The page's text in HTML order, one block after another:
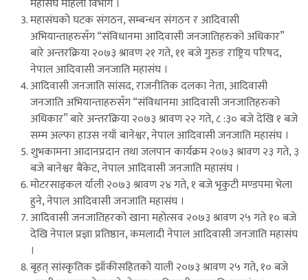
महासंघ महिला विभाग ।
महासंघको घटक संगठन, सम्बन्धन संगठन र आदिवासी
अभियान्ताहरुसँग “संविधानमा आदिवासी जनजातिहरुको अधिकार”
बारे अन्तरक्रिया २०७३ श्रावण २१ गते, ११ बजे गुरुङ राष्ट्रिय परिषद,
नेपाल आदिवासी जनजाति महासंघ ।
आदिवासी जनजाति सांसद, राजनीतिक दलका नेता, आदिवासी
जनजाति अभियान्ताहरुसँग “संविधानमा आदिवासी जनजातिहरुको
अधिकार” बारे अन्तरक्रिया २०७३ श्रावण २२ गते, ८ :३० बजे देखि १ बजे
सम्म अल्फा हाउस नयाँ बानेश्वर, नेपाल आदिवासी जनजाति महासंघ ।
शुभकामना आदानप्रदान तथा जलपान कार्यक्रम २०७३ श्रावण २३ गते, ३
बजे बानेश्वर बैंकेट, नेपाल आदिवासी जनजाति महासंघ ।
मोटरसाइकल र्याली २०७३ श्रावण २४ गते, १ बजे भृकुटी मण्डपमा भेला
हुने, नेपाल आदिवासी जनजाति महासंघ ।
आदिवासी जनजातिहरको खाना महोत्सव २०७३ श्रावण २५ गते १० बजे
देखि नेपाल प्रज्ञा प्रतिष्ठान, कमलादी नेपाल आदिवासी जनजाति महासंघ
।
बृहत् सांस्कृतिक झाँकीसहितको याली २०७३ श्रावण २५ गते, १० बजे